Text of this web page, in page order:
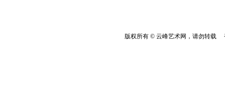
版权所有 © 云峰艺术网，请勿转载